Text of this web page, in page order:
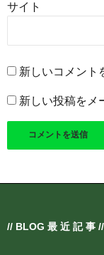
サイト
新しいコメント
新しい投稿をメ
// BLOG 最 近 記 事 //